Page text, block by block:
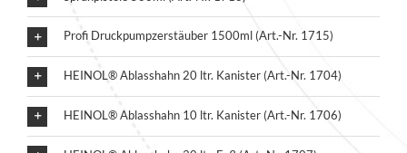
Profi Druckpumpzerstäuber 1500ml (Art.-Nr. 1715)
HEINOL® Ablasshahn 20 ltr. Kanister (Art.-Nr. 1704)
HEINOL® Ablasshahn 10 ltr. Kanister (Art.-Nr. 1706)